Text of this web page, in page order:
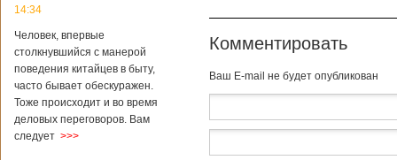
14:34
Человек, впервые
столкнувшийся с манерой
поведения китайцев в быту,
часто бывает обескуражен.
Тоже происходит и во время
деловых переговоров. Вам
следует >>>
Комментировать
Baш E-mail не будет опубликован